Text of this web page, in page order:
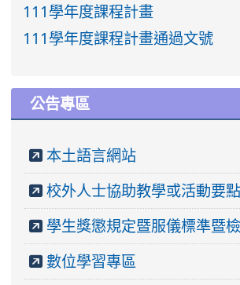
111學年度課程計畫
111學年度課程計畫通過文號
公告專區
本土語言網站
校外人士協助教學或活動要
學生獎懲規定暨服儀標準暨
數位學習專區